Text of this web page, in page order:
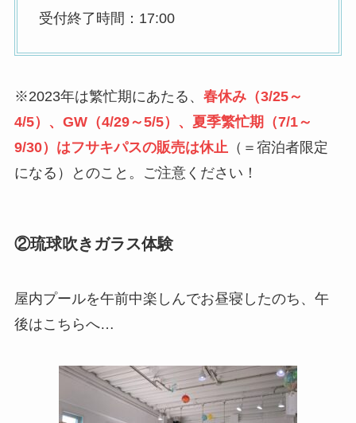
受付終了時間：17:00
※2023年は繁忙期にあたる、 春休み（3/25～
4/5）、GW（4/29～5/5）、夏季繁忙期（7/1～
9/30）はフサキパスの販売は休止（＝宿泊者限定
になる）とのこと。ご注意ください！
②琉球吹きガラス体験
屋内プールを午前中楽しんでお昼寝したのち、午
後はこちらへ…